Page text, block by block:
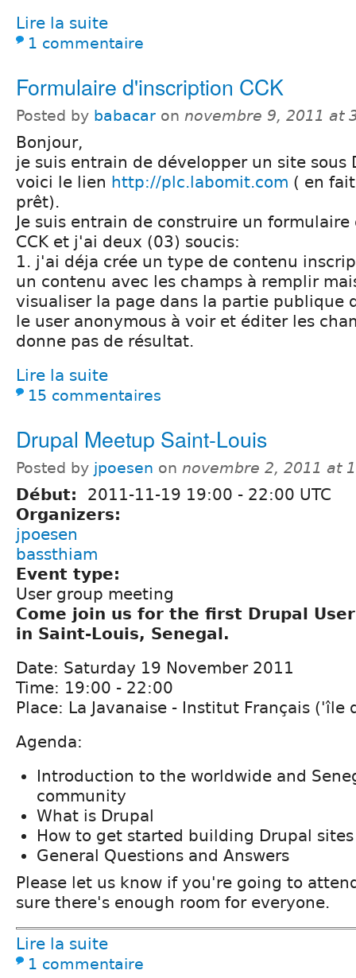
Lire la suite
1 commentaire
Formulaire d'inscription CCK
Posted by babacar on novembre 9, 2011 at
Bonjour,
je suis entrain de développer un site sous
voici le lien http://plc.labomit.com ( en
prêt).
Je suis entrain de construire un
CCK et j'ai deux (03) soucis:
1. j'ai déja crée un type de contenu
un contenu avec les champs à remplir
visualiser la page dans la partie publique
le user anonymous à voir et éditer les
donne pas de résultat.
Lire la suite
15 commentaires
Drupal Meetup Saint-Louis
Posted by jpoesen on novembre 2, 2011 at
Début: 2011-11-19 19:00 - 22:00 UTC
Organizers:
jpoesen
bassthiam
Event type:
User group meeting
Come join us for the first Drupal
in Saint-Louis, Senegal.
Date: Saturday 19 November 2011
Time: 19:00 - 22:00
Place: La Javanaise - Institut Français ('île
Agenda:
Introduction to the worldwide and
community
What is Drupal
How to get started building Drupal sites
General Questions and Answers
Please let us know if you're going to
sure there's enough room for everyone.
Lire la suite
1 commentaire